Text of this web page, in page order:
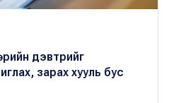
дэвтрийг
зарах хууль бус